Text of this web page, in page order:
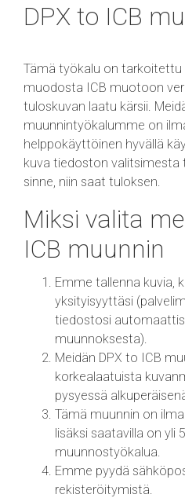
DPX to ICB
Tämä työkalu on tarkoitettu
muodosta ICB muotoon
tuloskuvan laatu kärsii.
muunnintyökalumme on
helppokäyttöinen hyvällä
kuva tiedoston valitsimesta
sinne, niin saat tuloksen.
Miksi valita
ICB muunnin
Emme tallenna kuvia,
yksityisyyttäsi
tiedostosi
muunnoksesta).
Meidän DPX to ICB
korkealaatuista
pysyessä
Tämä muunnin on
lisäksi saatavilla on yli
muunnostyökalua.
Emme pyydä
rekisteröitymistä.